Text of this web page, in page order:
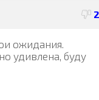
2
ожидания.
удивлена, буду